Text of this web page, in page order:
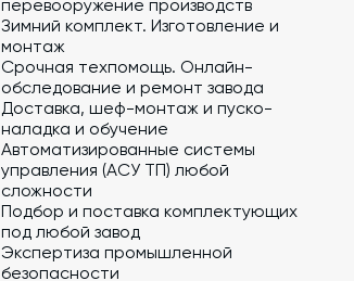
перевооружение производств
Зимний комплект. Изготовление и
монтаж
Срочная техпомощь. Онлайн-
обследование и ремонт завода
Доставка, шеф-монтаж и пуско-
наладка и обучение
Автоматизированные системы
управления (АСУ ТП) любой
сложности
Подбор и поставка комплектующих
под любой завод
Экспертиза промышленной
безопасности